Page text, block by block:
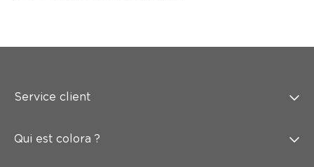
Service client
Qui est colora ?